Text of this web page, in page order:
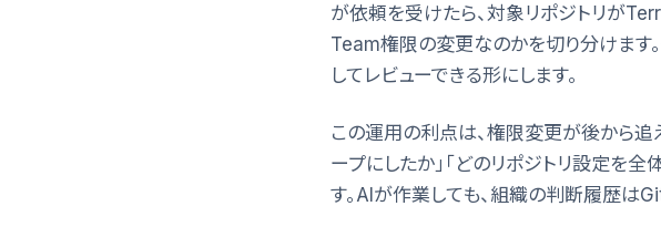
が依頼を受けたら、対象リポジトリが
Team権限の変更なのかを切り分けます
してレビューできる形にします。
この運用の利点は、権限変更が後から追
ープにしたか」「どのリポジトリ設定を全
す。AIが作業しても、組織の判断履歴は